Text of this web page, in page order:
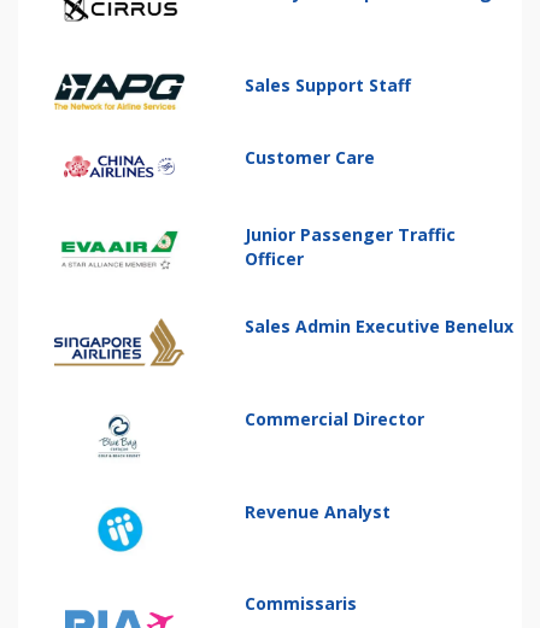
Sales Support Staff
Customer Care
Junior Passenger Traffic
Officer
Sales Admin Executive Benelux
Commercial Director
Revenue Analyst
Commissaris